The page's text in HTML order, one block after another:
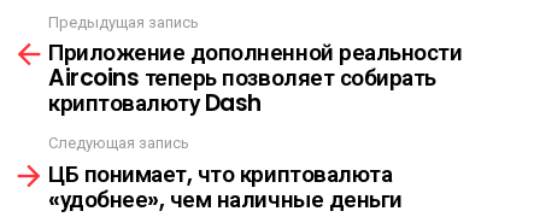
Ы
Л
К
А
м
т
Предыдущая запись
Приложение дополненной реальности
Aircoins теперь позволяет собирать
криптовалюту Dash
Следующая запись
ЦБ понимает, что криптовалюта
«удобнее», чем наличные деньги